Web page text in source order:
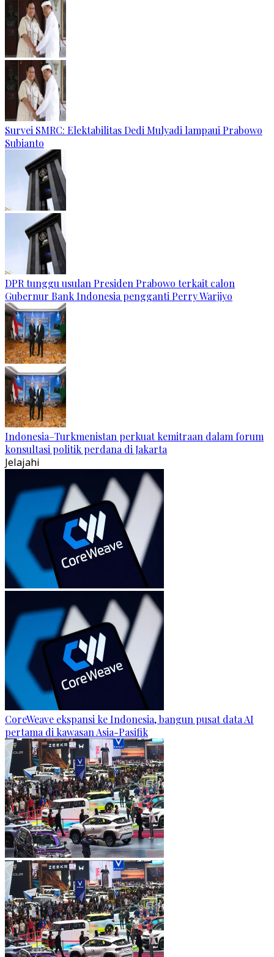
Survei SMRC: Elektabilitas Dedi Mulyadi lampaui Prabowo
Subianto
DPR tunggu usulan Presiden Prabowo terkait calon
Gubernur Bank Indonesia pengganti Perry Warjiyo
Indonesia–Turkmenistan perkuat kemitraan dalam forum
konsultasi politik perdana di Jakarta
Jelajahi
CoreWeave ekspansi ke Indonesia, bangun pusat data AI
pertama di kawasan Asia-Pasifik